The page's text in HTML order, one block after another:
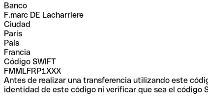
Banco
F.marc DE Lacharriere
Ciudad
Paris
País
Francia
Código SWIFT
FMMLFRP1XXX
Antes de realizar una transferencia utilizando este
identidad de este código ni verificar que sea el código